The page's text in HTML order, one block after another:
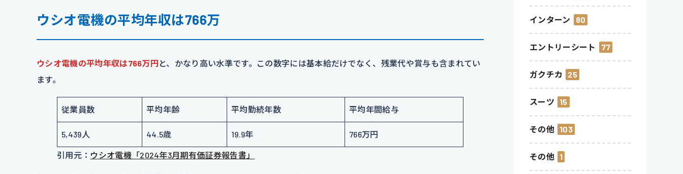
ウシオ電機の平均年収は766万
ウシオ電機の平均年収は766万円 と、かなり高い水準です。この数字には基本給だけでなく、残業代や賞与も含まれてい
ます。
従業員数 平均年齢 平均勤続年数 平均年間給与
5,439人 44.5歳 19.9年 766万円
引用元： ウシオ電機「2024年3月期有価証券報告書」
インターン 80
エントリーシート 77
ガクチカ 25
スーツ 15
その他 103
その他 1